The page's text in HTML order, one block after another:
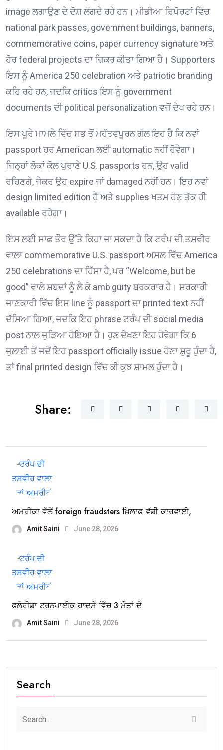
image ਲਗਾਉਣ ਦੇ ਦੋਸ਼ ਲੱਗਦੇ ਰਹੇ ਹਨ। ਮੀਡੀਆ ਰਿਪੋਰਟਾਂ ਵਿੱਚ
national park passes, government buildings, banners,
commemorative coins, paper currency signature ਅਤੇ
ਹੋਰ federal projects ਦਾ ਜ਼ਿਕਰ ਕੀਤਾ ਗਿਆ ਹੈ। Supporters
ਇਸ ਨੂੰ America 250 celebration ਅਤੇ patriotic branding
ਕਹਿ ਰਹੇ ਹਨ, ਜਦਕਿ critics ਇਸ ਨੂੰ government
documents ਦੀ political personalization ਵਜੋਂ ਦੇਖ ਰਹੇ ਹਨ।
ਇਸ ਪੂਰੇ ਮਾਮਲੇ ਵਿੱਚ ਸਭ ਤੋਂ ਮਹੱਤਵਪੂਰਨ ਗੱਲ ਇਹ ਹੈ ਕਿ ਨਵਾਂ
passport ਹਰ American ਲਈ automatic ਨਹੀਂ ਹੋਵੇਗਾ।
ਜਿਨ੍ਹਾਂ ਲੋਕਾਂ ਕੋਲ ਪੁਰਾਣੇ U.S. passports ਹਨ, ਉਹ valid
ਰਹਿਣਗੇ, ਜੇਕਰ ਉਹ expire ਜਾਂ damaged ਨਹੀਂ ਹਨ। ਇਹ ਨਵਾਂ
design limited edition ਹੈ ਅਤੇ supplies ਖਤਮ ਹੋਣ ਤੱਕ ਹੀ
available ਰਹੇਗਾ।
ਇਸ ਲਈ ਸਾਫ਼ ਤੌਰ ਉੱਤੇ ਕਿਹਾ ਜਾ ਸਕਦਾ ਹੈ ਕਿ ਟਰੰਪ ਦੀ ਤਸਵੀਰ
ਵਾਲਾ commemorative U.S. passport ਅਸਲ ਵਿੱਚ America
250 celebrations ਦਾ ਹਿੱਸਾ ਹੈ, ਪਰ “Welcome, but be
good” ਵਾਲੇ ਸ਼ਬਦਾਂ ਨੂੰ ਲੈ ਕੇ ambiguity ਬਰਕਰਾਰ ਹੈ। ਸਰਕਾਰੀ
ਜਾਣਕਾਰੀ ਵਿੱਚ ਇਸ line ਨੂੰ passport ਦਾ printed text ਨਹੀਂ
ਦੱਸਿਆ ਗਿਆ, ਜਦਕਿ ਇਹ phrase ਟਰੰਪ ਦੀ social media
post ਨਾਲ ਜੁੜਿਆ ਹੋਇਆ ਹੈ। ਹੁਣ ਦੇਖਣਾ ਇਹ ਹੋਵੇਗਾ ਕਿ 6
ਜੁਲਾਈ ਤੋਂ ਜਦੋਂ ਇਹ passport officially issue ਹੋਣਾ ਸ਼ੁਰੂ ਹੁੰਦਾ ਹੈ,
ਤਾਂ final printed design ਵਿੱਚ ਕੀ ਕੁਝ ਸ਼ਾਮਲ ਹੁੰਦਾ ਹੈ।
Share:
ਅਮਰੀਕਾ ਵੱਲੋਂ foreign fraudsters ਖ਼ਿਲਾਫ਼ ਵੱਡੀ ਕਾਰਵਾਈ,
Amit Saini June 28, 2026
ਫਲੋਰੀਡਾ ਟਰਨਪਾਈਕ ਹਾਦਸੇ ਵਿੱਚ 3 ਮੌਤਾਂ ਦੇ
Amit Saini June 28, 2026
Search